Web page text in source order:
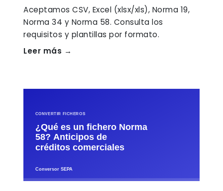
Aceptamos CSV, Excel (xlsx/xls), Norma 19,
Norma 34 y Norma 58. Consulta los
requisitos y plantillas por formato.
Leer más →